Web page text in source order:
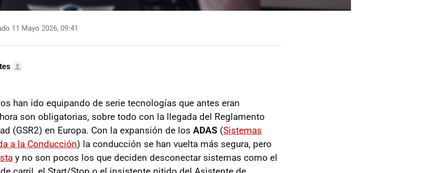
11 Mayo 2026, 09:41
han ido equipando de serie tecnologías que antes eran
son obligatorias, sobre todo con la llegada del Reglamento
(GSR2) en Europa. Con la expansión de los ADAS (Sistemas
a la Conducción) la conducción se han vuelta más segura, pero
y no son pocos los que deciden desconectar sistemas como el